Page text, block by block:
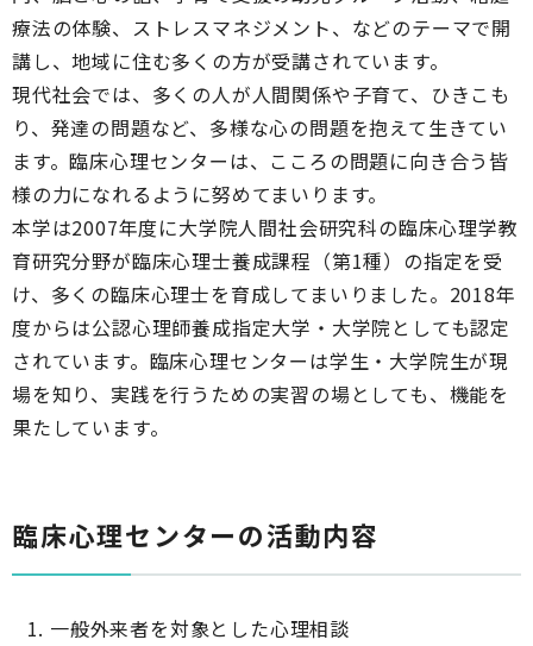
療法の体験、ストレスマネジメント、などのテーマで開
講し、地域に住む多くの方が受講されています。
現代社会では、多くの人が人間関係や子育て、ひきこも
り、発達の問題など、多様な心の問題を抱えて生きてい
ます。臨床心理センターは、こころの問題に向き合う皆
様の力になれるように努めてまいります。
本学は2007年度に大学院人間社会研究科の臨床心理学教
育研究分野が臨床心理士養成課程（第1種）の指定を受
け、多くの臨床心理士を育成してまいりました。2018年
度からは公認心理師養成指定大学・大学院としても認定
されています。臨床心理センターは学生・大学院生が現
場を知り、実践を行うための実習の場としても、機能を
果たしています。
臨床心理センターの活動内容
一般外来者を対象とした心理相談